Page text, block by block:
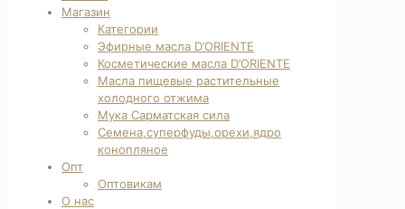
Магазин
Категории
Эфирные масла D’ORIENTE
Косметические масла D’ORIENTE
Масла пищевые растительные
холодного отжима
Мука Сарматская сила
Семена,суперфуды,орехи,ядро
конопляное
Опт
Оптовикам
О нас